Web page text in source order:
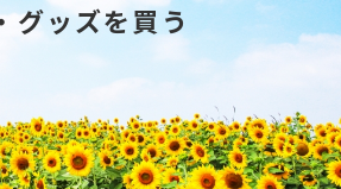
グッズを買う